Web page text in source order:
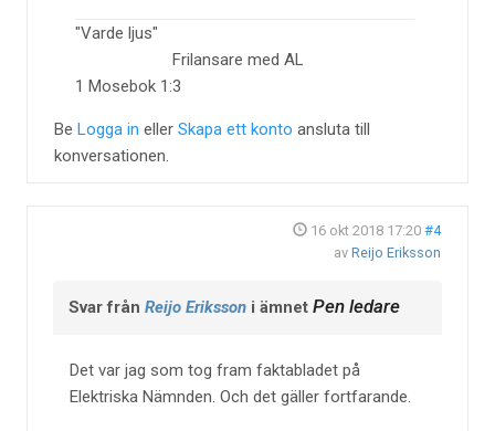
"Varde ljus"
Frilansare med AL
1 Mosebok 1:3
Be Logga in eller Skapa ett konto ansluta till
konversationen.
16 okt 2018 17:20 #4
av Reijo Eriksson
Svar från Reijo Eriksson i ämnet Pen ledare
Det var jag som tog fram faktabladet på
Elektriska Nämnden. Och det gäller fortfarande.